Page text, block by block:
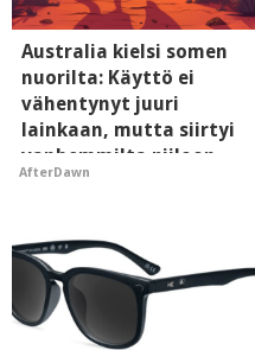
Australia kielsi somen
nuorilta: Käyttö ei
vähentynyt juuri
lainkaan, mutta siirtyi
vanhemmilta piiloon
AfterDawn